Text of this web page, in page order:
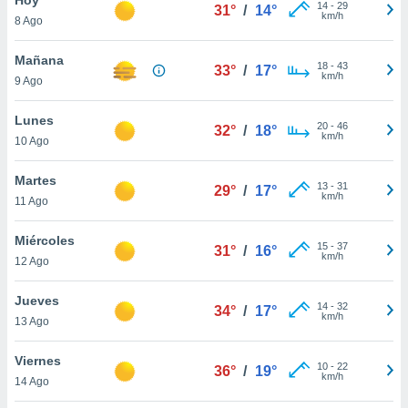
en
más
nuestra
de
cookies
aceptar
8 Ago
31° / 14° 14- 29
km/h
Mañana
9 Ago
33° / 17° 18- 43
km/h
Lunes
10 Ago
32° / 18° 20- 46
km/h
Martes
11 Ago
29° / 17° 13- 31
km/h
Miércoles
12 Ago
31° / 16° 15- 37
km/h
Jueves
13 Ago
34° / 17° 14- 32
km/h
Viernes
14 Ago
36° / 19° 10- 22
km/h